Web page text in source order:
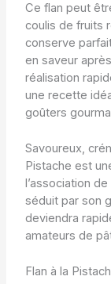
Ce flan peut
coulis de fruits
conserve
en saveur
réalisation
une recette
goûters
Savoureux,
Pistache est
l’association
séduit par son
deviendra
amateurs de
Flan à la